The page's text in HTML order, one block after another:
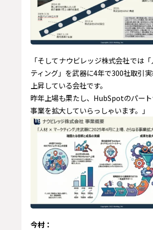
「そしてナウビレッジ株式会社では
ティング」を武器に4年で300社取引
上昇している会社です。
昨年上場も果たし、HubSpotのパー
事業を拡大していらっしゃいます。」
今村：